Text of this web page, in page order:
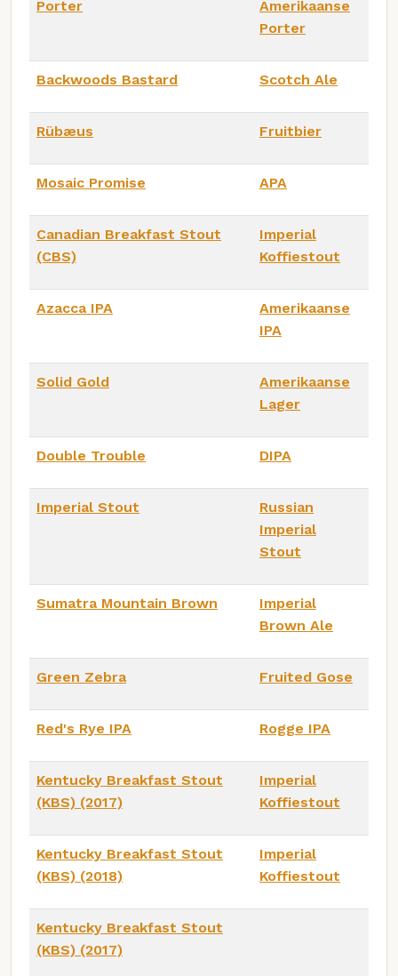
Porter
Amerikaanse
Porter
Backwoods Bastard Scotch Ale
Rübæus Fruitbier
Mosaic Promise APA
Canadian Breakfast Stout
(CBS)
Imperial
Koffiestout
Azacca IPA
Amerikaanse
IPA
Solid Gold
Amerikaanse
Lager
Double Trouble DIPA
Imperial Stout
Russian
Imperial
Stout
Sumatra Mountain Brown
Imperial
Brown Ale
Green Zebra Fruited Gose
Red's Rye IPA Rogge IPA
Kentucky Breakfast Stout
(KBS) (2017)
Imperial
Koffiestout
Kentucky Breakfast Stout
(KBS) (2018)
Imperial
Koffiestout
Kentucky Breakfast Stout
(KBS) (2017)